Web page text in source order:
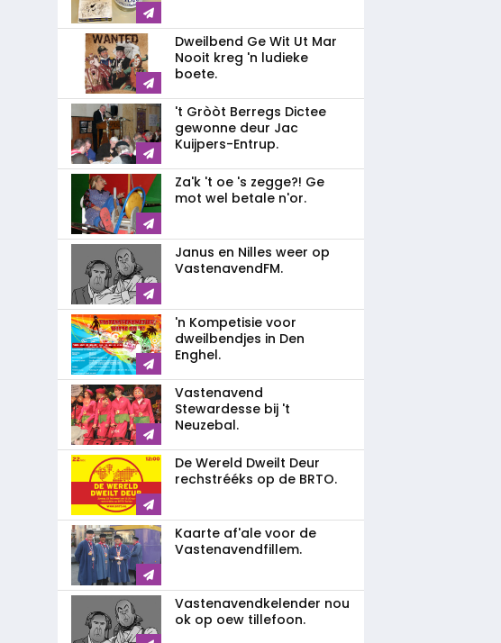
Dweilbend Ge Wit Ut Mar
Nooit kreg 'n ludieke
boete.
't Gròòt Berregs Dictee
gewonne deur Jac
Kuijpers-Entrup.
Za'k 't oe 's zegge?! Ge
mot wel betale n'or.
Janus en Nilles weer op
VastenavendFM.
'n Kompetisie voor
dweilbendjes in Den
Enghel.
Vastenavend
Stewardesse bij 't
Neuzebal.
De Wereld Dweilt Deur
rechstrééks op de BRTO.
Kaarte af'ale voor de
Vastenavendfillem.
Vastenavendkelender nou
ok op oew tillefoon.